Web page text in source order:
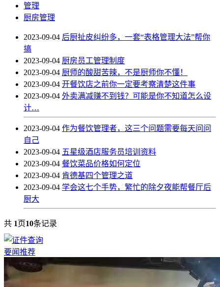
管理
厨房管理
2023-09-04 后厨扯皮纠纷多，一套“表格管理大法”帮你
搞
2023-09-04 厨房员工管理制度
2023-09-04 厨师的酸甜苦辣，不是厨师你不懂！
2023-09-04 开餐饮店之前你一定要考察清楚这件事
2023-09-04 外卖满减赚不到钱？可能是你不知道怎么设
计…
2023-09-04 作为餐饮管理者，这三个问题需要每天问问
自己
2023-09-04 五星级酒店服务员培训资料
2023-09-04 餐饮菜品价格如何定位
2023-09-04 肯德基四个管理之道
2023-09-04 学会这七个手势，繁忙的除夕夜能帮餐厅后
厨大
共 1页10条记录
要闻推荐